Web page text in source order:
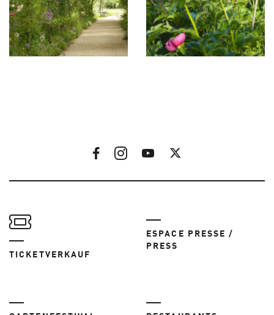
TICKETVERKAUF
ESPACE PRESSE /
PRESS